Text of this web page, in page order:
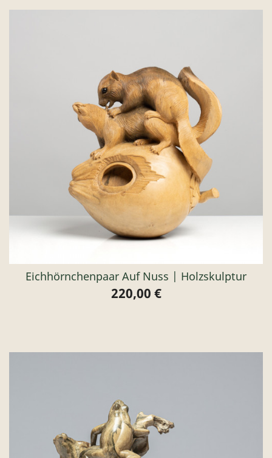
Eichhörnchenpaar Auf Nuss | Holzskulptur
Preis
220,00 €